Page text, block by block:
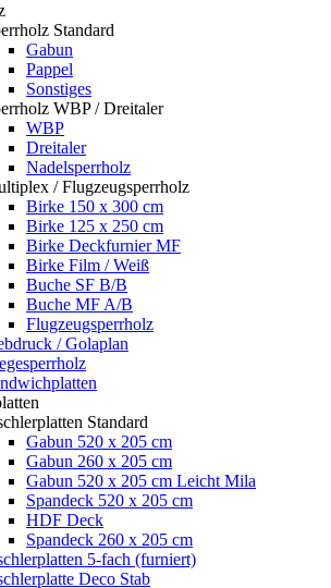
Standard
Gabun
Pappel
Sonstiges
WBP / Dreitaler
WBP
Dreitaler
Nadelsperrholz
/ Flugzeugsperrholz
Birke 150 x 300 cm
Birke 125 x 250 cm
Birke Deckfurnier MF
Birke Film / Weiß
Buche SF B/B
Buche MF A/B
Flugzeugsperrholz
/ Golaplan
Standard
Gabun 520 x 205 cm
Gabun 260 x 205 cm
Gabun 520 x 205 cm Leicht Mila
Spandeck 520 x 205 cm
HDF Deck
Spandeck 260 x 205 cm
5-fach (furniert)
Deco Stab